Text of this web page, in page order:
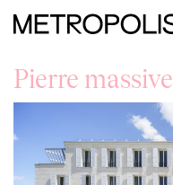
Pierre massive